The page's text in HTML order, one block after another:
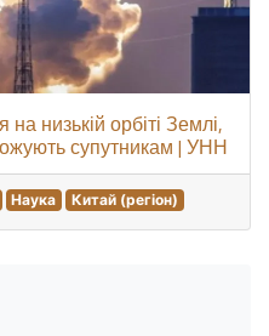
низькій орбіті Землі,
супутникам | УНН
Наука Китай (регіон)